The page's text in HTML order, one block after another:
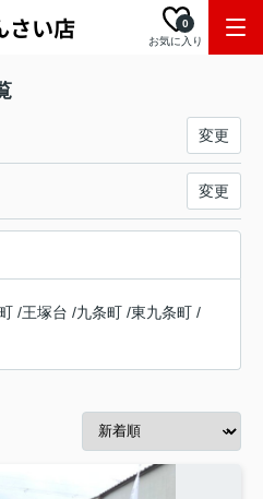
お気に入り
0
変更
変更
/王塚台 /九条町 /東九条町 /